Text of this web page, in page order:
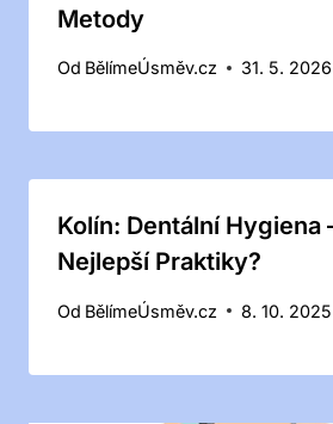
Metody
Od BělímeÚsměv.cz 31. 5. 2026
Kolín: Dentální Hygiena
Nejlepší Praktiky?
Od BělímeÚsměv.cz 8. 10. 2025